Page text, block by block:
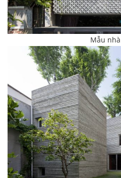
Mẫu